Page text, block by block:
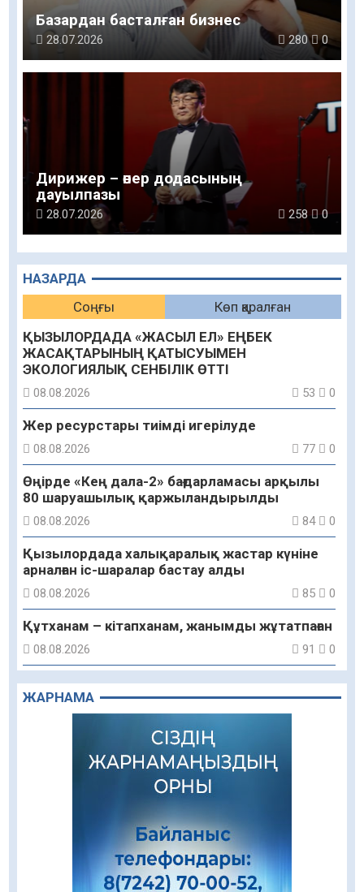
НАЗАРДА
Соңғы
Көп қаралған
ҚЫЗЫЛОРДАДА «ЖАСЫЛ ЕЛ» ЕҢБЕК
ЖАСАҚТАРЫНЫҢ ҚАТЫСУЫМЕН
ЭКОЛОГИЯЛЫҚ СЕНБІЛІК ӨТТІ
08.08.2026 53 0
Жер ресурстары тиімді игерілуде
08.08.2026 77 0
Өңірде «Кең дала-2» бағдарламасы арқылы
80 шаруашылық қаржыландырылды
08.08.2026 84 0
Қызылордада халықаралық жастар күніне
арналған іс-шаралар бастау алды
08.08.2026 85 0
Құтханам – кітапханам, жанымды жұтатпаған
08.08.2026 91 0
Құрылыс қарқыны – қала дамуының айғағы
08.08.2026
Зәулім ғимараттарда туған жерді түлеткен
азаматтардың қолтаңбасы бар
Еңбегі ерлікпен тең мамандық
Даналықтың шырағданы, ой-сананың
шамшырағы
ЖАРНАМА
Базардан басталған бизнес
28.07.2026 280 0
Дирижер – өнер додасының
дауылпазы
28.07.2026 258 0